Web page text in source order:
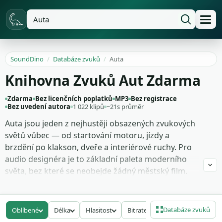
SoundDino / Databáze zvuků / Auta
Knihovna Zvuků Aut Zdarma
Zdarma Bez licenčních poplatků MP3 Bez registrace
Bez uvedení autora 1 022 klipů ~21s průměr
Auta jsou jeden z nejhustěji obsazených zvukových
světů vůbec — od startování motoru, jízdy a
brzdění po klakson, dveře a interiérové ruchy. Pro
audio designéra je to základní paleta moderního
světa, bez které se neobejde žádný městský film.
různé vzdálenosti záběru. Najdeš tu sportovní
zvuky i obyčejné rodinné sedany.
Oblíbené Délka Hlasitost Bitrate Databáze zvuků